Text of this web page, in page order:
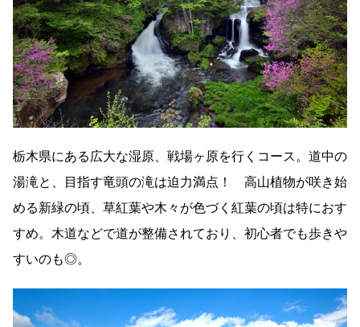
栃木県にある広大な湿原、戦場ヶ原を行くコース。道中の
湯滝と、目指す竜頭の滝は迫力満点！ 高山植物が咲き始
める新緑の頃、草紅葉や木々が色づく紅葉の頃は特におす
すめ。木道などで道が整備されており、初心者でも歩きや
すいのも◎。